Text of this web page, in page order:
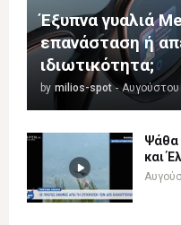
Έξυπνα γυαλιά
επανάσταση ή
ιδιωτικότητα;
by milios-spot - Αυγούστου
Ψάθα
και